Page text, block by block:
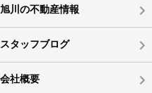
旭川の不動産情報
スタッフブログ
会社概要